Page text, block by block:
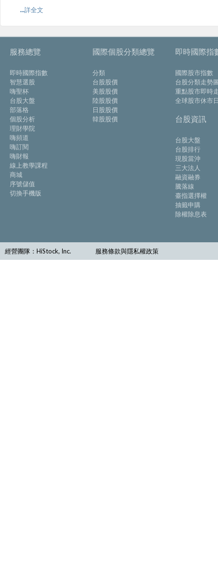
...詳全文
服務總覽
即時國際指數
智慧選股
嗨聖杯
台股大盤
部落格
個股分析
理財學院
嗨頻道
嗨訂閱
嗨財報
線上教學課程
商城
序號儲值
切換手機版
國際個股分類總覽
分類
台股股價
美股股價
陸股股價
日股股價
韓股股價
即時國際指
國際股市指數
台股分類走勢
重點股市即時
全球股市休市
台股資訊
台股大盤
台股排行
現股當沖
三大法人
融資融券
騰落線
臺指選擇權
抽籤申購
除權除息表
經營團隊：HiStock, Inc. 服務條款與隱私權政策